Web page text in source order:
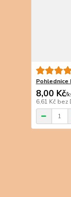
Pohlednice
8,00 Kč/
6,61 Kč bez